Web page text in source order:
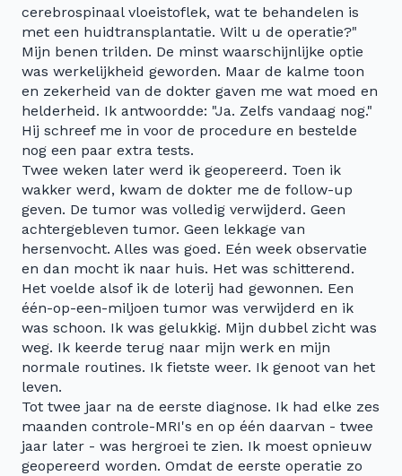
cerebrospinaal vloeistoflek, wat te behandelen is
met een huidtransplantatie. Wilt u de operatie?"
Mijn benen trilden. De minst waarschijnlijke optie
was werkelijkheid geworden. Maar de kalme toon
en zekerheid van de dokter gaven me wat moed en
helderheid. Ik antwoordde: "Ja. Zelfs vandaag nog."
Hij schreef me in voor de procedure en bestelde
nog een paar extra tests.
Twee weken later werd ik geopereerd. Toen ik
wakker werd, kwam de dokter me de follow-up
geven. De tumor was volledig verwijderd. Geen
achtergebleven tumor. Geen lekkage van
hersenvocht. Alles was goed. Eén week observatie
en dan mocht ik naar huis. Het was schitterend.
Het voelde alsof ik de loterij had gewonnen. Een
één-op-een-miljoen tumor was verwijderd en ik
was schoon. Ik was gelukkig. Mijn dubbel zicht was
weg. Ik keerde terug naar mijn werk en mijn
normale routines. Ik fietste weer. Ik genoot van het
leven.
Tot twee jaar na de eerste diagnose. Ik had elke zes
maanden controle-MRI's en op één daarvan - twee
jaar later - was hergroei te zien. Ik moest opnieuw
geopereerd worden. Omdat de eerste operatie zo